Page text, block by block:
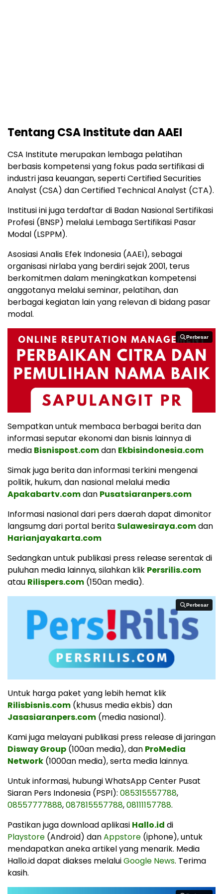
Tentang CSA Institute dan AAEI
CSA Institute merupakan lembaga pelatihan
berbasis kompetensi yang fokus pada sertifikasi di
industri jasa keuangan, seperti Certified Securities
Analyst (CSA) dan Certified Technical Analyst (CTA).
Institusi ini juga terdaftar di Badan Nasional Sertifikasi
Profesi (BNSP) melalui Lembaga Sertifikasi Pasar
Modal (LSPPM).
Asosiasi Analis Efek Indonesia (AAEI), sebagai
organisasi nirlaba yang berdiri sejak 2001, terus
berkomitmen dalam meningkatkan kompetensi
anggotanya melalui seminar, pelatihan, dan
berbagai kegiatan lain yang relevan di bidang pasar
modal.
Perbesar
Perbesar
Sempatkan untuk membaca berbagai berita dan
informasi seputar ekonomi dan bisnis lainnya di
media Bisnispost.comdan Ekbisindonesia.com
Simak juga berita dan informasi terkini mengenai
politik, hukum, dan nasional melalui media
Apakabartv.comdan Pusatsiaranpers.com
Informasi nasional dari pers daerah dapat dimonitor
langsumg dari portal berita Sulawesiraya.comdan
Harianjayakarta.com
Sedangkan untuk publikasi press release serentak di
puluhan media lainnya, silahkan klik Persrilis.com
atau Rilispers.com (150an media).
Perbesar
Perbesar
Untuk harga paket yang lebih hemat klik
Rilisbisnis.com (khusus media ekbis) dan
Jasasiaranpers.com (media nasional).
Kami juga melayani publikasi press release di jaringan
Disway Group (100an media), dan ProMedia
Network (1000an media), serta media lainnya.
Untuk informasi, hubungi WhatsApp Center Pusat
Siaran Pers Indonesia (PSPI): 085315557788,
08557777888,087815557788,08111157788.
Pastikan juga download aplikasi Hallo.id di
Playstore (Android) danAppstore (iphone), untuk
mendapatkan aneka artikel yang menarik. Media
Hallo.id dapat diakses melaluiGoogle News. Terima
kasih.